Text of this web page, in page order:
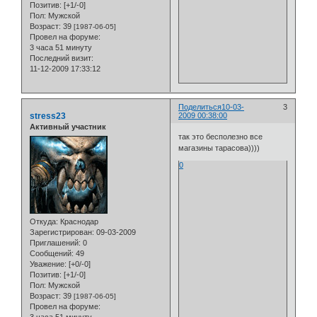
Позитив: [+1/-0]
Пол: Мужской
Возраст: 39 [1987-06-05]
Провел на форуме:
3 часа 51 минуту
Последний визит:
11-12-2009 17:33:12
Поделиться 3
10-03-
2009 00:38:00
stress23
Активный участник
Откуда: Краснодар
Зарегистрирован: 09-03-2009
Приглашений: 0
Сообщений: 49
Уважение: [+0/-0]
Позитив: [+1/-0]
Пол: Мужской
Возраст: 39 [1987-06-05]
Провел на форуме:
так это бесполезно все
магазины тарасова))))
0